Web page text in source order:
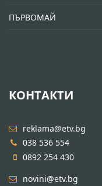
ПЪРВОМАЙ
КОНТАКТИ
reklama@etv.bg
038 536 554
0892 254 430
novini@etv.bg